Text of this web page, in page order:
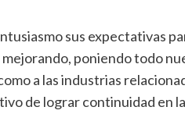
sus expectativas
poniendo todo
a las industrias
de lograr continuidad en